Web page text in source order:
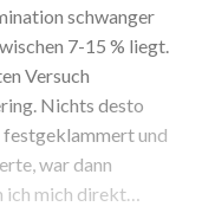
schwanger
7-15 % liegt.
Versuch
Nichts desto
festgeklammert und
war dann
mich direkt…